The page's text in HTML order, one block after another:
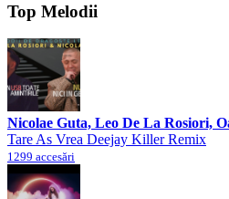
Top Melodii
Nicolae Guta, Leo De La Rosiori,
Tare As Vrea Deejay Killer Remix
1299 accesări